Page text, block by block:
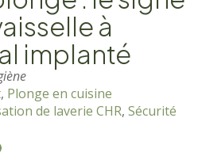
à
implanté
, Plonge en cuisine
de laverie CHR, Sécurité